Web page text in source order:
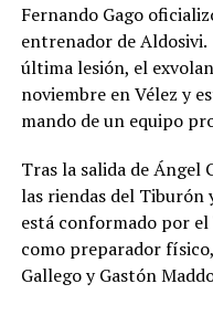
Fernando Gago
entrenador de
última lesión, el
noviembre en Vélez y
mando de un equipo
Tras la salida de Ángel
las riendas del Tiburón
está conformado por el
como preparador
Gallego y Gastón